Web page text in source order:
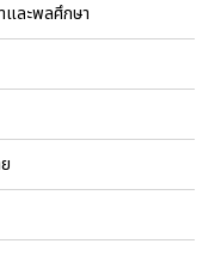
และพลศึกษา